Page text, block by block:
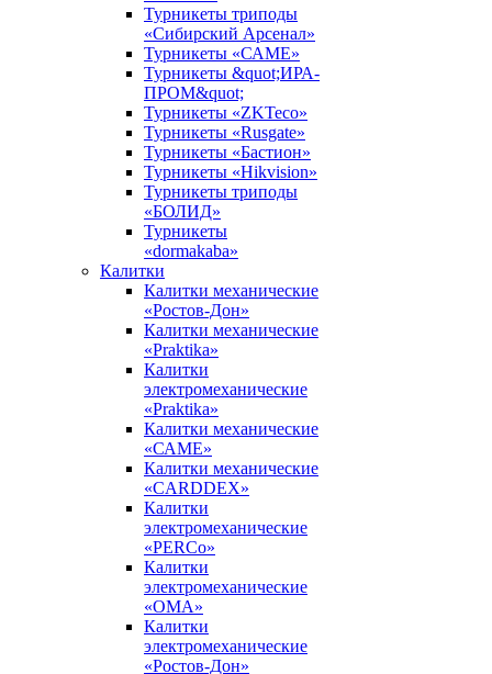
Турникеты триподы
«Сибирский Арсенал»
Турникеты «САМЕ»
Турникеты &quot;ИРА-
ПРОМ&quot;
Турникеты «ZKTeco»
Турникеты «Rusgate»
Турникеты «Бастион»
Турникеты «Hikvision»
Турникеты триподы
«БОЛИД»
Турникеты
«dormakaba»
Калитки
Калитки механические
«Ростов-Дон»
Калитки механические
«Praktika»
Калитки
электромеханические
«Praktika»
Калитки механические
«САМЕ»
Калитки механические
«CARDDEX»
Калитки
электромеханические
«PERCo»
Калитки
электромеханические
«ОМА»
Калитки
электромеханические
«Ростов-Дон»